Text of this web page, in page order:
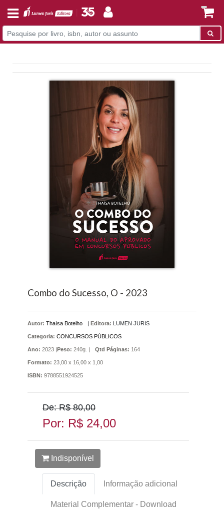
Combo do Sucesso, O - 2023
Autor: Thaísa Botelho Editora: LUMEN JURIS
Categoria: CONCURSOS PÚBLICOS
Ano: 2023 | Peso: 240g. | Qtd Páginas: 164
Formato: 23,00 x 16,00 x 1,00
ISBN: 9788551924525
De: R$ 80,00
Por: R$ 24,00
Indisponível
Descrição Informação adicional
Material Complementar - Download